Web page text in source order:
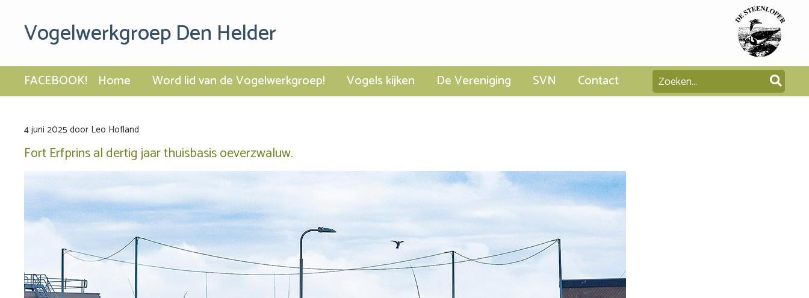
Vogelwerkgroep Den Helder
FACEBOOK! Home Word lid van de Vogelwerkgroep! Vogels kijken De Vereniging SVN Contact
4 juni 2025 door Leo Hofland
Fort Erfprins al dertig jaar thuisbasis oeverzwaluw.